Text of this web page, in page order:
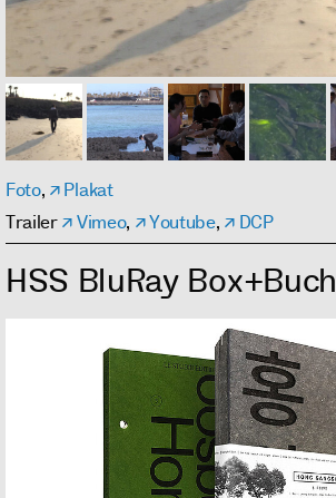
Foto,
Plakat
Trailer
Vimeo, Youtube, DCP
HSS BluRay Box+Buch